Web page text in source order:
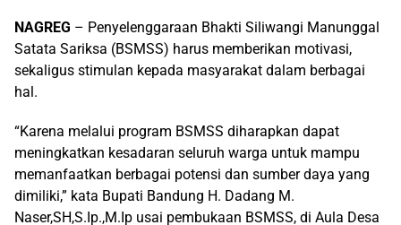
NAGREG – Penyelenggaraan Bhakti Siliwangi Manunggal
Satata Sariksa (BSMSS) harus memberikan motivasi,
sekaligus stimulan kepada masyarakat dalam berbagai
hal.
“Karena melalui program BSMSS diharapkan dapat
meningkatkan kesadaran seluruh warga untuk mampu
memanfaatkan berbagai potensi dan sumber daya yang
dimiliki,” kata Bupati Bandung H. Dadang M.
Naser,SH,S.Ip.,M.Ip usai pembukaan BSMSS, di Aula Desa